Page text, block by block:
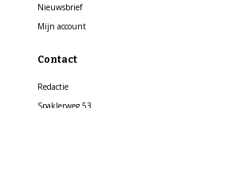
Nieuwsbrief
Mijn account
Contact
Redactie
Spaklerweg 53